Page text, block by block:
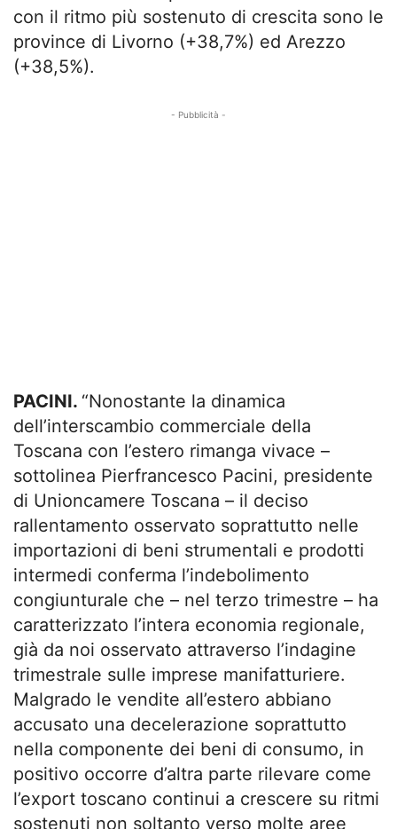
con il ritmo più sostenuto di crescita sono le
province di Livorno (+38,7%) ed Arezzo
(+38,5%).
- Pubblicità -
PACINI. “Nonostante la dinamica
dell’interscambio commerciale della
Toscana con l’estero rimanga vivace –
sottolinea Pierfrancesco Pacini, presidente
di Unioncamere Toscana – il deciso
rallentamento osservato soprattutto nelle
importazioni di beni strumentali e prodotti
intermedi conferma l’indebolimento
congiunturale che – nel terzo trimestre – ha
caratterizzato l’intera economia regionale,
già da noi osservato attraverso l’indagine
trimestrale sulle imprese manifatturiere.
Malgrado le vendite all’estero abbiano
accusato una decelerazione soprattutto
nella componente dei beni di consumo, in
positivo occorre d’altra parte rilevare come
l’export toscano continui a crescere su ritmi
sostenuti non soltanto verso molte aree